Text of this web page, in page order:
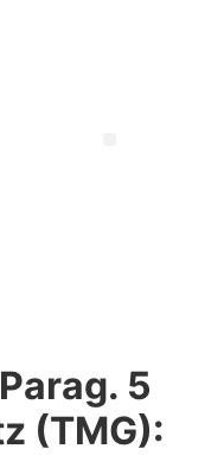
5
(TMG):